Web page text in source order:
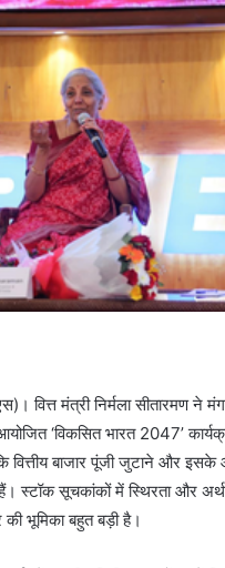
वित्त मंत्री निर्मला सीतारमण ने
‘विकसित भारत 2047’
वित्तीय बाजार पूंजी जुटाने और
हैं। स्टॉक सूचकांकों में स्थिरता और
भूमिका बहुत बड़ी है।